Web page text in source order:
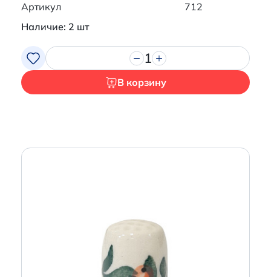
Артикул
712
Наличие: 2 шт
1
В корзину